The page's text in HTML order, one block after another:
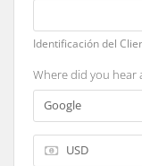
Identificación del
Where did you hear